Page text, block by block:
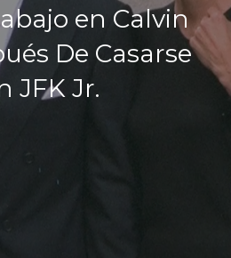
en Calvin
De Casarse
JFK Jr.